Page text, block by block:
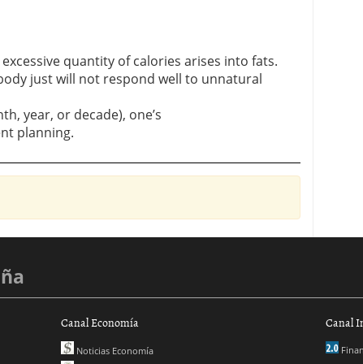
quantity of calories arises into fats.
just will not respond well to unnatural
year, or decade), one’s
planning.
Canal Economía
Noticias Economía
Canal